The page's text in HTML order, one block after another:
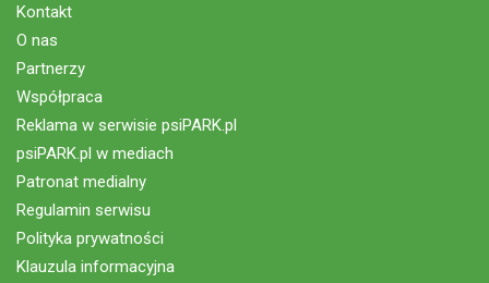
Kontakt
O nas
Partnerzy
Współpraca
Reklama w serwisie psiPARK.pl
psiPARK.pl w mediach
Patronat medialny
Regulamin serwisu
Polityka prywatności
Klauzula informacyjna